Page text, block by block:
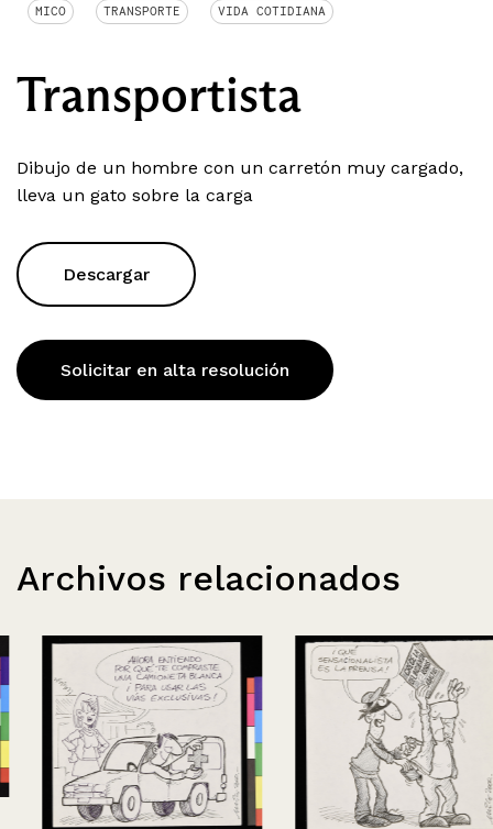
MICO TRANSPORTE VIDA COTIDIANA
Transportista
Dibujo de un hombre con un carretón muy cargado,
lleva un gato sobre la carga
Descargar
Solicitar en alta resolución
Archivos relacionados